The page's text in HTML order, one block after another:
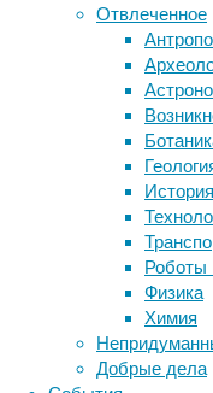
Отвлеченное
История
Роботы
Физика
Химия
Добрые дела
Общее
число
больных
деменцией
примерно
наполовину
из
жертв
болезни
ДНК бактерии
генетика
лекарства
мозг наука
онкология